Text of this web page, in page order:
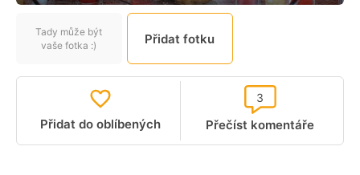
Tady může být
vaše fotka :)
Přidat fotku
Přidat do oblíbených Přečíst komentáře
3